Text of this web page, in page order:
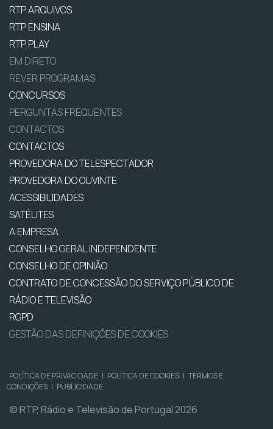
RTP ARQUIVOS
RTP ENSINA
RTP PLAY
EM DIRETO
REVER PROGRAMAS
CONCURSOS
PERGUNTAS FREQUENTES
CONTACTOS
CONTACTOS
PROVEDORA DO TELESPECTADOR
PROVEDORA DO OUVINTE
ACESSIBILIDADES
SATÉLITES
A EMPRESA
CONSELHO GERAL INDEPENDENTE
CONSELHO DE OPINIÃO
CONTRATO DE CONCESSÃO DO SERVIÇO PÚBLICO DE
RÁDIO E TELEVISÃO
RGPD
GESTÃO DAS DEFINIÇÕES DE COOKIES
POLÍTICA DE PRIVACIDADE | POLÍTICA DE COOKIES | TERMOS E
CONDIÇÕES | PUBLICIDADE
© RTP, Rádio e Televisão de Portugal 2026